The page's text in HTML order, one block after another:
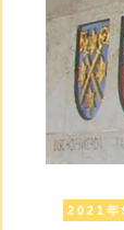
2021年